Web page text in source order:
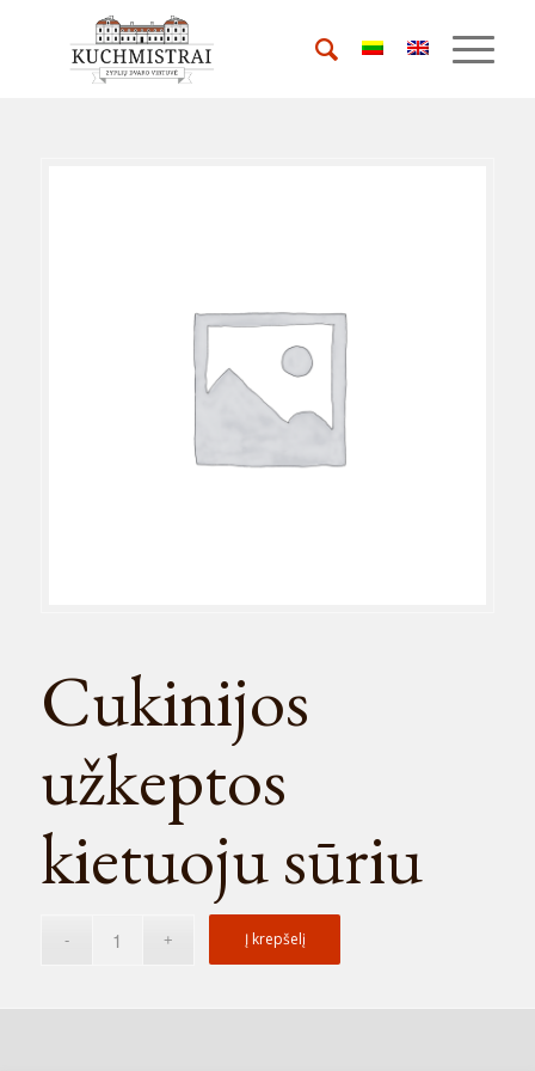
Cukinijos
užkeptos
kietuoju sūriu
Į krepšelį